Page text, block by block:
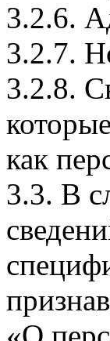
3.2.6.
3.2.7.
3.2.8.
как
3.3. В